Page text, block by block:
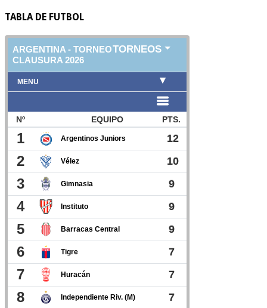
TABLA DE FUTBOL